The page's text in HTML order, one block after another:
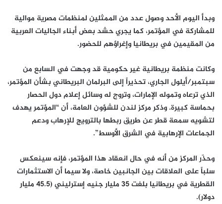
وبدأ اليوم الأحد وصول عدد من الممثلين لمنظمات مصرية موالية
للمشاركة في المؤتمر، كما يجري حشد بعض أبناء الجاليات العربية
من المقيمين في بريطانيا وإغراؤهم للحضور.
وكانت منظمة بريطانية غير حكومية قد وجهت في السابع من
سبتمبر/أيلول الجاري، تحذيراً إلى البرلمان البريطاني بشأن المؤتمر،
الذي ترعاه وتموله الإمارات، وتروج له وسائل إعلام دول الحصار
بحماسة كبيرة. وذكر مركز لندن للشؤون العامة، أن “المؤتمر يهدف
لتشويه سمعة قطر عن طريق ربطها بالترويج للإرهاب ودعم
الجماعات الإرهابية في الشرق الأوسط”.
وحذّر المركز من أنه في حال انعقاد هذا المؤتمر، فإنه سينعكس
سلباً على العلاقات بين الجانبين خاصة، ولا سيما أن الاستثمارات
القطرية في بريطانيا بلغت 35 مليار جنيه إسترليني (45.5 مليار
دولار).